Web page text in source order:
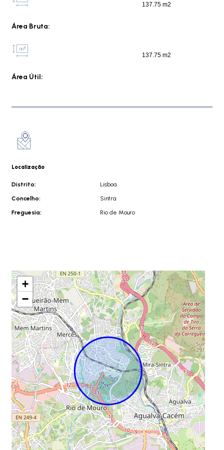
Área Bruta:
137.75 m2
Área Útil:
137.75 m2
Localização
Distrito:
Lisboa
Concelho:
Sintra
Freguesia:
Rio de Mouro
+
−